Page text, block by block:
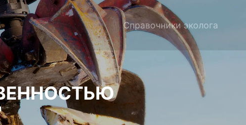
Справочники эколога